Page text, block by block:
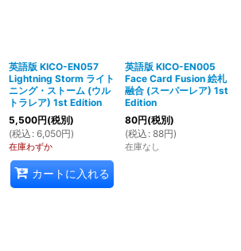
英語版 KICO-EN057
Lightning Storm ライト
ニング・ストーム (ウル
トラレア) 1st Edition
5,500円(税別)
(税込 : 6,050円)
在庫わずか
カートに入れる
英語版 KICO-EN005
Face Card Fusion 絵札
融合 (スーパーレア) 1st
Edition
80円(税別)
(税込 : 88円)
在庫なし